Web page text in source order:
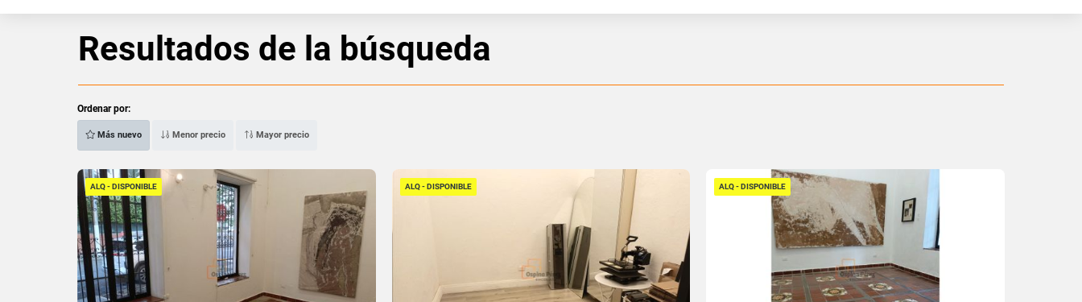
Resultados de la búsqueda
Ordenar por:
Más nuevo Menor precio Mayor precio
ALQ - DISPONIBLE ALQ - DISPONIBLE ALQ - DISPONIBLE